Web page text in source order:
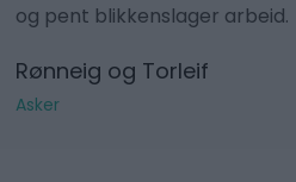
og pent blikkenslager arbeid.
Rønneig og Torleif
Asker